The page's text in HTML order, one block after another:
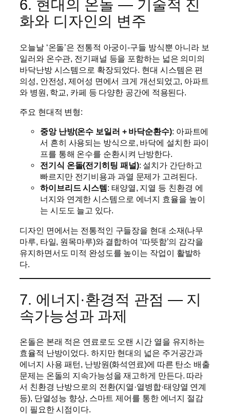
6. 현대의 온돌 — 기술적 진
화와 디자인의 변주
오늘날 ‘온돌’은 전통적 아궁이-구들 방식뿐 아니라 보
일러와 온수관, 전기패널 등을 포함하는 넓은 의미의
바닥난방 시스템으로 확장되었다. 현대 시스템은 편
의성, 안전성, 제어성 면에서 크게 개선되었고, 아파트
와 병원, 학교, 카페 등 다양한 공간에 적용된다.
주요 현대적 변형:
중앙 난방(온수 보일러 + 바닥순환수): 아파트에
서 흔히 사용되는 방식으로, 바닥에 설치한 파이
프를 통해 온수를 순환시켜 난방한다.
전기식 온돌(전기히팅 패널): 설치가 간단하고
빠르지만 전기비용과 과열 문제가 고려된다.
하이브리드 시스템 : 태양열, 지열 등 친환경 에
너지와 연계한 시스템으로 에너지 효율을 높이
는 시도도 늘고 있다.
디자인 면에서는 전통적인 구들장을 현대 소재(나무
마루, 타일, 원목마루)와 결합하여 ‘따뜻함’의 감각을
유지하면서도 미적 완성도를 높이는 작업이 활발하
다.
7. 에너지·환경적 관점 — 지
속가능성과 과제
온돌은 본래 적은 연료로도 오랜 시간 열을 유지하는
효율적 난방이었다. 하지만 현대의 넓은 주거공간과
에너지 사용 패턴, 난방원(화석연료)에 따른 탄소 배출
문제는 온돌의 지속가능성을 재고하게 만든다. 따라
서 친환경 난방으로의 전환(지열·열병합·태양열 연계
등), 단열성능 향상, 스마트 제어를 통한 에너지 절감
이 필요한 시점이다.